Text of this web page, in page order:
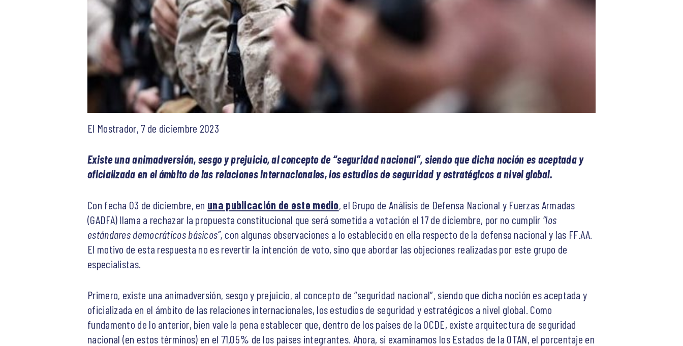
El Mostrador, 7 de diciembre 2023
Existe una animadversión, sesgo y prejuicio, al concepto de “seguridad nacional”, siendo que dicha noción es aceptada y
oficializada en el ámbito de las relaciones internacionales, los estudios de seguridad y estratégicos a nivel global.
Con fecha 03 de diciembre, en una publicación de este medio, el Grupo de Análisis de Defensa Nacional y Fuerzas Armadas
(GADFA) llama a rechazar la propuesta constitucional que será sometida a votación el 17 de diciembre, por no cumplir “los
estándares democráticos básicos”, con algunas observaciones a lo establecido en ella respecto de la defensa nacional y las FF.AA.
El motivo de esta respuesta no es revertir la intención de voto, sino que abordar las objeciones realizadas por este grupo de
especialistas.
Primero, existe una animadversión, sesgo y prejuicio, al concepto de “seguridad nacional”, siendo que dicha noción es aceptada y
oficializada en el ámbito de las relaciones internacionales, los estudios de seguridad y estratégicos a nivel global. Como
fundamento de lo anterior, bien vale la pena establecer que, dentro de los países de la OCDE, existe arquitectura de seguridad
nacional (en estos términos) en el 71,05% de los países integrantes. Ahora, si examinamos los Estados de la OTAN, el porcentaje en